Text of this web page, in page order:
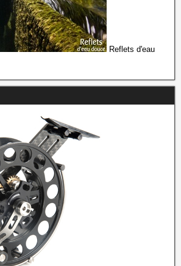
Reflets d'eau